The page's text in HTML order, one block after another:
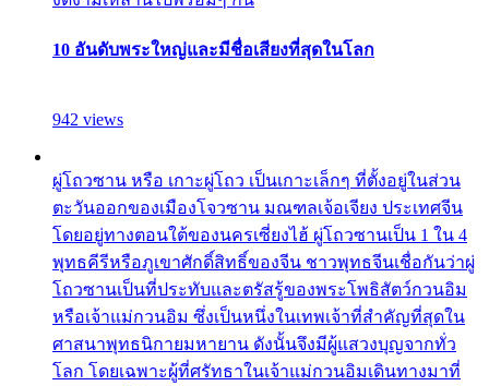
10 อันดับพระใหญ่และมีชื่อเสียงที่สุดในโลก
942 views
ผู่โถวซาน หรือ เกาะผู่โถว เป็นเกาะเล็กๆ ที่ตั้งอยู่ในส่วน
ตะวันออกของเมืองโจวซาน มณฑลเจ้อเจียง ประเทศจีน
โดยอยู่ทางตอนใต้ของนครเซี่ยงไฮ้ ผู่โถวซานเป็น 1 ใน 4
พุทธคีรีหรือภูเขาศักดิ์สิทธิ์ของจีน ชาวพุทธจีนเชื่อกันว่าผู่
โถวซานเป็นที่ประทับและตรัสรู้ของพระโพธิสัตว์กวนอิม
หรือเจ้าแม่กวนอิม ซึ่งเป็นหนึ่งในเทพเจ้าที่สำคัญที่สุดใน
ศาสนาพุทธนิกายมหายาน ดังนั้นจึงมีผู้แสวงบุญจากทั่ว
โลก โดยเฉพาะผู้ที่ศรัทธาในเจ้าแม่กวนอิมเดินทางมาที่